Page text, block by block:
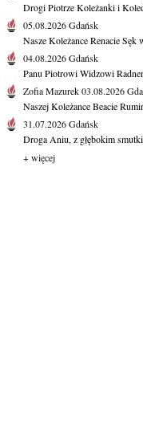
Drogi Piotrze Koleżanki i
05.08.2026Gdańsk
Nasze Koleżance Renacie Sęk
04.08.2026Gdańsk
Panu Piotrowi Widzowi
Zofia Mazurek03.08.2026
Naszej Koleżance Beacie
31.07.2026Gdańsk
Droga Aniu, z głębokim
+ więcej